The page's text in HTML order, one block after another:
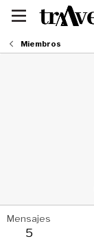
Miembros
Mensajes
5